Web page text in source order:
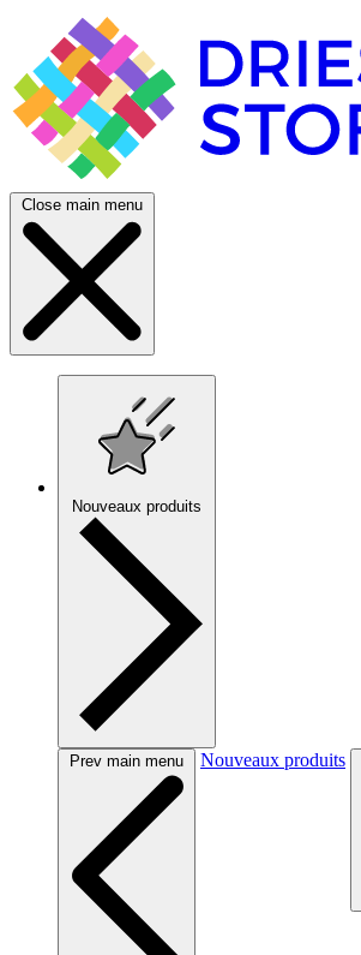
Close main menu
Nouveaux produits
Prev main menu Nouveaux produits